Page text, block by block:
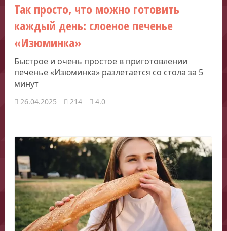
Так просто, что можно готовить
каждый день: слоеное печенье
«Изюминка»
Быстрое и очень простое в приготовлении
печенье «Изюминка» разлетается со стола за 5
минут
26.04.2025 214 4.0